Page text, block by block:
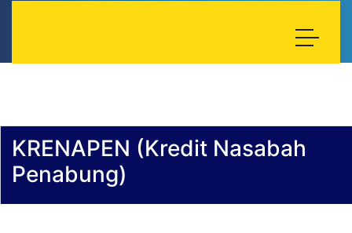
KRENAPEN (Kredit Nasabah
Penabung)